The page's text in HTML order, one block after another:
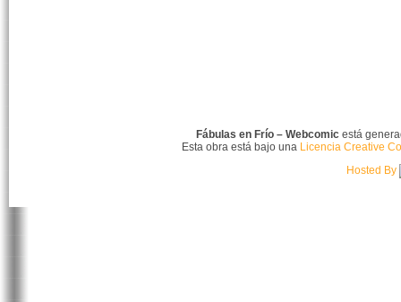
Fábulas en Frío – Webcomicestá
Esta obra está bajo una Licencia Creative
Hosted By